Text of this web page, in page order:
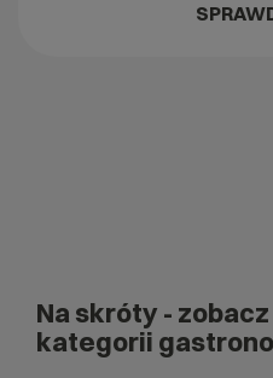
Na skróty -
kategorii